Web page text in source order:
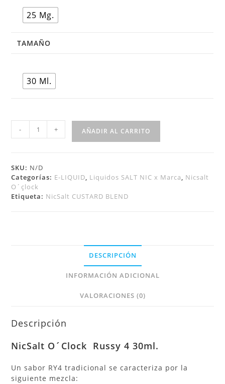
25 Mg.
TAMAÑO
30 Ml.
- + AÑADIR AL CARRITO
SKU: N/D
Categorías: E-LIQUID, Liquidos SALT NIC x Marca, Nicsalt
O´çlock
Etiqueta: NicSalt CUSTARD BLEND
DESCRIPCIÓN
INFORMACIÓN ADICIONAL
VALORACIONES (0)
Descripción
NicSalt O´Clock Russy 4 30ml.
Un sabor RY4 tradicional se caracteriza por la
siguiente mezcla: